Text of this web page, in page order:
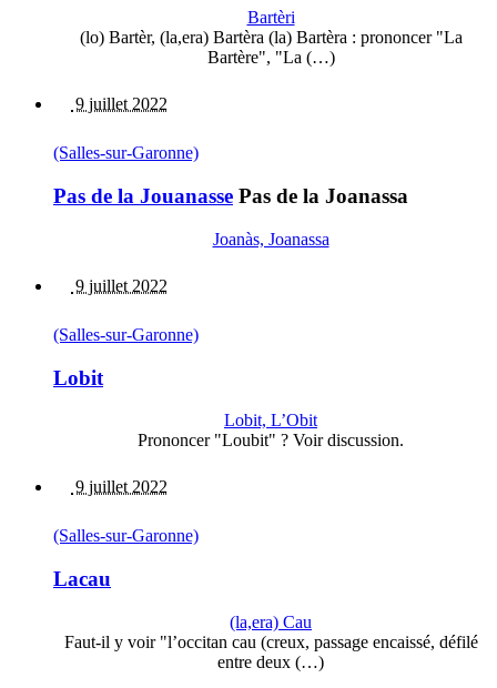
Bartèri
(lo) Bartèr, (la,era) Bartèra (la) Bartèra : prononcer "La
Bartère", "La (…)
9 juillet 2022
(Salles-sur-Garonne)
Pas de la Jouanasse Pas de la Joanassa
Joanàs, Joanassa
9 juillet 2022
(Salles-sur-Garonne)
Lobit
Lobit, L’Obit
Prononcer "Loubit" ? Voir discussion.
9 juillet 2022
(Salles-sur-Garonne)
Lacau
(la,era) Cau
Faut-il y voir "l’occitan cau (creux, passage encaissé, défilé
entre deux (…)